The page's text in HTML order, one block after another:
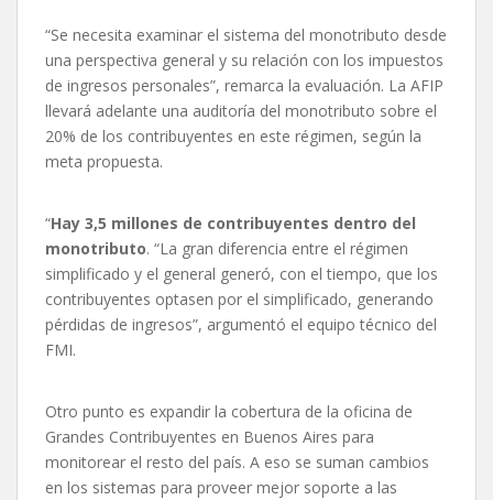
“Se necesita examinar el sistema del monotributo desde
una perspectiva general y su relación con los impuestos
de ingresos personales”, remarca la evaluación. La AFIP
llevará adelante una auditoría del monotributo sobre el
20% de los contribuyentes en este régimen, según la
meta propuesta.
“Hay 3,5 millones de contribuyentes dentro del
monotributo. “La gran diferencia entre el régimen
simplificado y el general generó, con el tiempo, que los
contribuyentes optasen por el simplificado, generando
pérdidas de ingresos”, argumentó el equipo técnico del
FMI.
Otro punto es expandir la cobertura de la oficina de
Grandes Contribuyentes en Buenos Aires para
monitorear el resto del país. A eso se suman cambios
en los sistemas para proveer mejor soporte a las